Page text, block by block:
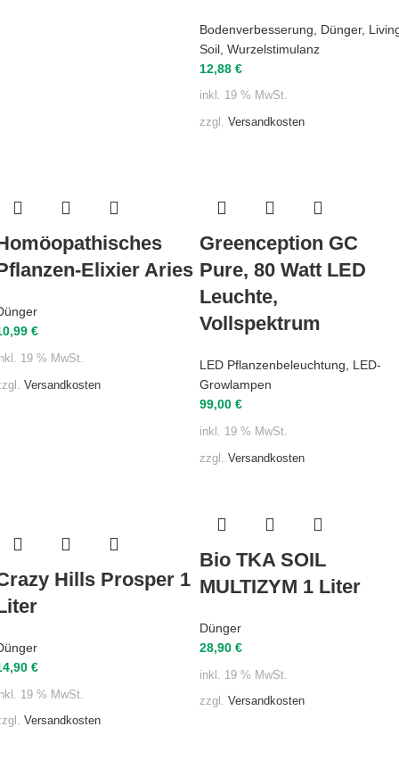
Bodenverbesserung Dünger,
Soil Wurzelstimulanz
12,88 €
inkl. 19 % MwSt.
zzgl. Versandkosten
Elixier Aries
€
19 % MwSt.
Versandkosten
Greenception GC
Pure, 80 Watt LED
Leuchte,
Vollspektrum
LED Pflanzenbeleuchtung, LED-
Growlampen
99,00 €
inkl. 19 % MwSt.
zzgl. Versandkosten
Hills Prosper 1
€
19 % MwSt.
Versandkosten
Bio TKA SOIL
MULTIZYM 1 Liter
Dünger
28,90 €
inkl. 19 % MwSt.
zzgl. Versandkosten